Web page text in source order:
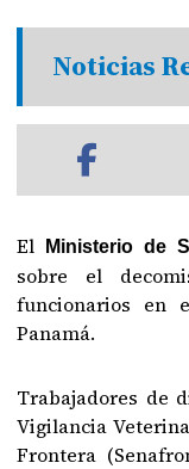
Noticias
El Ministerio de
sobre el
funcionarios en
Panamá.
Trabajadores de
Vigilancia
Frontera